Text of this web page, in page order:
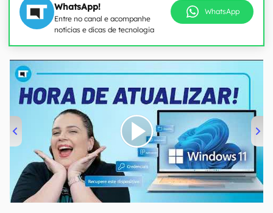
WhatsApp!
Entre no canal e acompanhe
notícias e dicas de tecnologia
WhatsApp
00:00 04:52